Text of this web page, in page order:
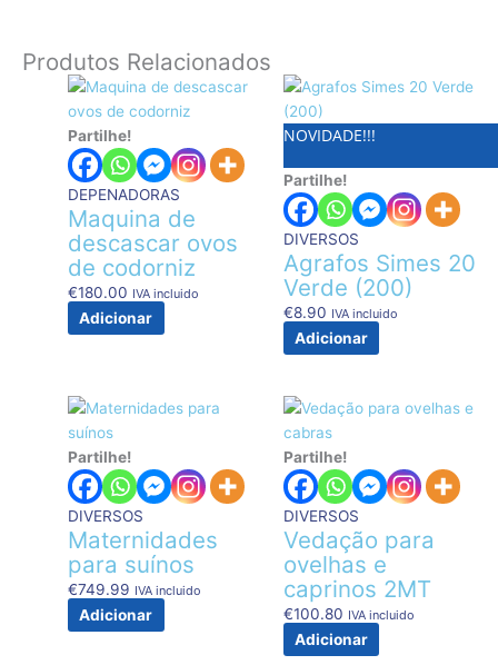
Produtos Relacionados
Partilhe!
DEPENADORAS
Maquina de
descascar ovos
de codorniz
€180.00 IVA incluido
Adicionar
NOVIDADE!!!
Partilhe!
DIVERSOS
Agrafos Simes 20
Verde (200)
€8.90 IVA incluido
Adicionar
Partilhe!
DIVERSOS
Maternidades
para suínos
€749.99 IVA incluido
Adicionar
Partilhe!
DIVERSOS
Vedação para
ovelhas e
caprinos 2MT
€100.80 IVA incluido
Adicionar